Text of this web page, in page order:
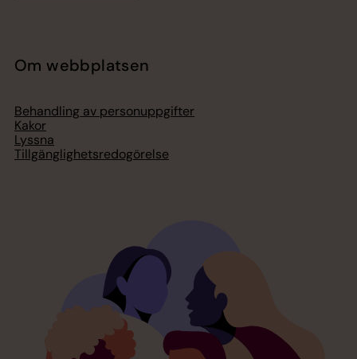
Om webbplatsen
Behandling av personuppgifter
Kakor
Lyssna
Tillgänglighetsredogörelse